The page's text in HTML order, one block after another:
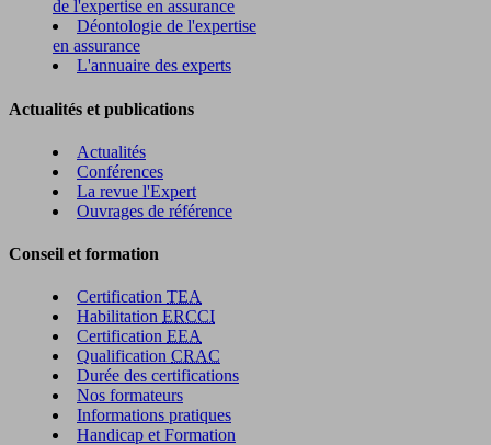
de l'expertise en assurance
Déontologie de l'expertise
en assurance
L'annuaire des experts
Actualités et publications
Actualités
Conférences
La revue l'Expert
Ouvrages de référence
Conseil et formation
Certification TEA
Habilitation ERCCI
Certification EEA
Qualification CRAC
Durée des certifications
Nos formateurs
Informations pratiques
Handicap et Formation